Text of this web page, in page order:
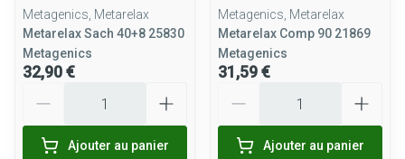
Metagenics, Metarelax
Metarelax Sach 40+8 25830
Metagenics
32,90 €
Ajouter au panier
Metagenics, Metarelax
Metarelax Comp 90 21869
Metagenics
31,59 €
Ajouter au panier